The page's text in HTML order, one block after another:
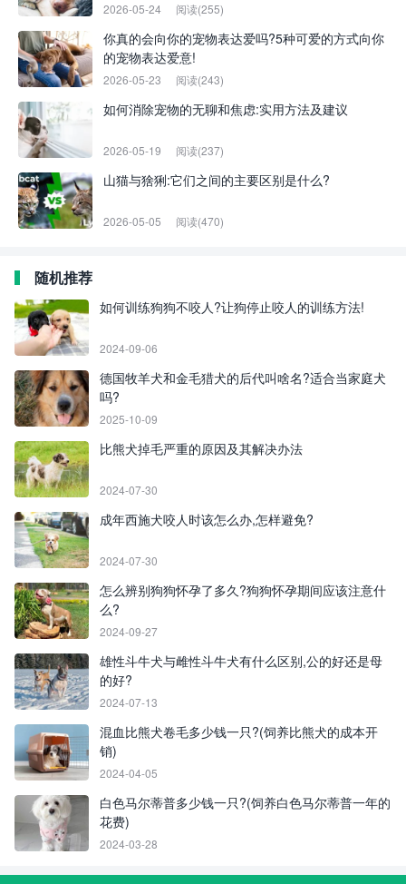
2026-05-24 阅读(255)
你真的会向你的宠物表达爱吗?5种可爱的方式向你
的宠物表达爱意!
2026-05-23 阅读(243)
如何消除宠物的无聊和焦虑:实用方法及建议
2026-05-19 阅读(237)
山猫与猞猁:它们之间的主要区别是什么?
2026-05-05 阅读(470)
随机推荐
如何训练狗狗不咬人?让狗停止咬人的训练方法!
2024-09-06
德国牧羊犬和金毛猎犬的后代叫啥名?适合当家庭犬
吗?
2025-10-09
比熊犬掉毛严重的原因及其解决办法
2024-07-30
成年西施犬咬人时该怎么办,怎样避免?
2024-07-30
怎么辨别狗狗怀孕了多久?狗狗怀孕期间应该注意什
么?
2024-09-27
雄性斗牛犬与雌性斗牛犬有什么区别,公的好还是母
的好?
2024-07-13
混血比熊犬卷毛多少钱一只?(饲养比熊犬的成本开
销)
2024-04-05
白色马尔蒂普多少钱一只?(饲养白色马尔蒂普一年的
花费)
2024-03-28